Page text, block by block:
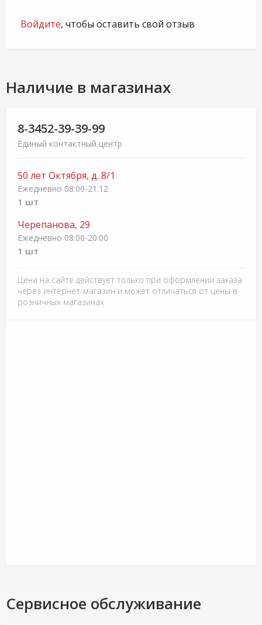
Войдите, чтобы оставить свой отзыв
Наличие в магазинах
8-3452-39-39-99
Единый контактный центр
50 лет Октября, д. 8/1
Ежедневно 08:00-21:12
1 шт
Черепанова, 29
Ежедневно 08:00-20:00
1 шт
Цена на сайте действует только при оформлении заказа
через интернет-магазин и может отличаться от цены в
розничных магазинах
Сервисное обслуживание